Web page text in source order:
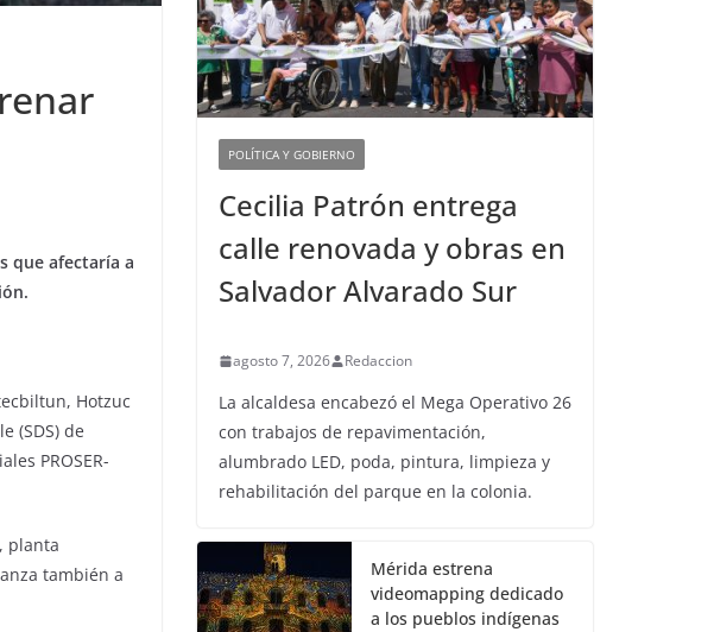
que afectaría a
Hotzuc
(SDS) de
PROSER-
planta
también a
POLÍTICA Y GOBIERNO
Cecilia Patrón entrega
calle renovada y obras en
Salvador Alvarado Sur
agosto 7, 2026 Redaccion
La alcaldesa encabezó el Mega Operativo 26
con trabajos de repavimentación,
alumbrado LED, poda, pintura, limpieza y
rehabilitación del parque en la colonia.
Mérida estrena
videomapping dedicado
a los pueblos indígenas